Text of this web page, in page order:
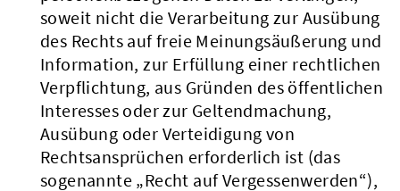
soweit nicht die Verarbeitung zur Ausübung
des Rechts auf freie Meinungsäußerung und
Information, zur Erfüllung einer rechtlichen
Verpflichtung, aus Gründen des öffentlichen
Interesses oder zur Geltendmachung,
Ausübung oder Verteidigung von
Rechtsansprüchen erforderlich ist (das
sogenannte „Recht auf Vergessenwerden“),